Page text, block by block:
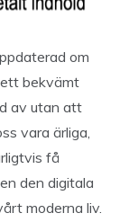
om
bekvämt
av utan att
vara ärliga,
få
den digitala
moderna liv.